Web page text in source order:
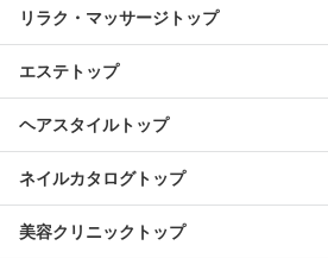
リラク・マッサージトップ
エステトップ
ヘアスタイルトップ
ネイルカタログトップ
美容クリニックトップ